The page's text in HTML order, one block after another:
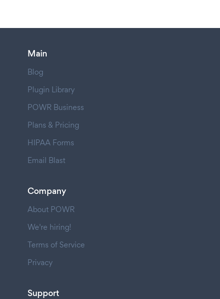
Main
Blog
Plugin Library
POWR Business
Plans & Pricing
HIPAA Forms
Email Blast
Company
About POWR
We're hiring!
Terms of Service
Privacy
Support